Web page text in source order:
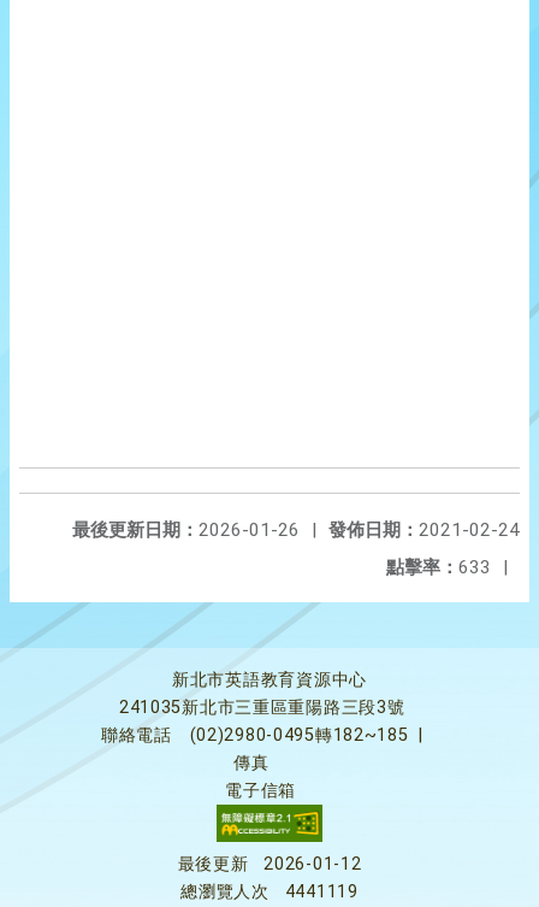
發佈日期： 2021-02-24
最後更新日期： 2026-01-26
|
點擊率： 633 |
新北市英語教育資源中心
241035新北市三重區重陽路三段3號
聯絡電話
(02)2980-0495轉182~185
傳真
電子信箱
最後更新
2026-01-12
總瀏覽人次
4441119